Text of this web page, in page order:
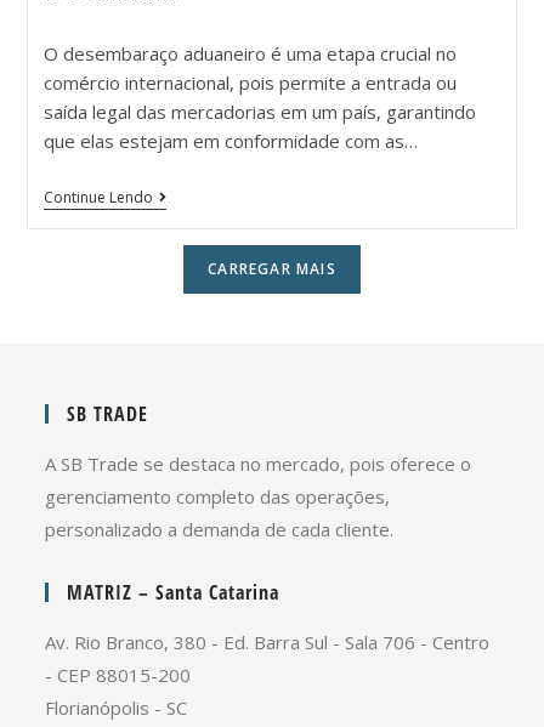
O desembaraço aduaneiro é uma etapa crucial no
comércio internacional, pois permite a entrada ou
saída legal das mercadorias em um país, garantindo
que elas estejam em conformidade com as…
Continue Lendo
CARREGAR MAIS
SB TRADE
A SB Trade se destaca no mercado, pois oferece o
gerenciamento completo das operações,
personalizado a demanda de cada cliente.
MATRIZ – Santa Catarina
Av. Rio Branco, 380 - Ed. Barra Sul - Sala 706 - Centro
- CEP 88015-200
Florianópolis - SC